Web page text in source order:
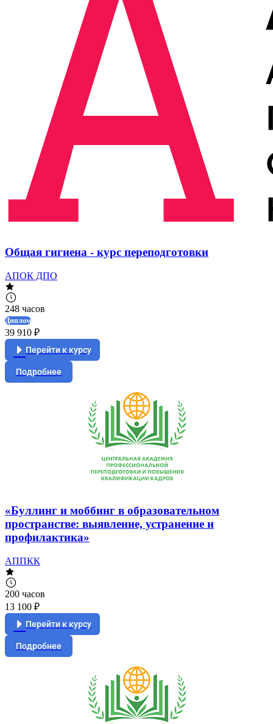
Общая гигиена - курс переподготовки
АПОК ДПО
248 часов
Диплом
39 910 ₽
Перейти к курсу
Подробнее
«Буллинг и моббинг в образовательном
пространстве: выявление, устранение и
профилактика»
АППКК
200 часов
13 100 ₽
Перейти к курсу
Подробнее